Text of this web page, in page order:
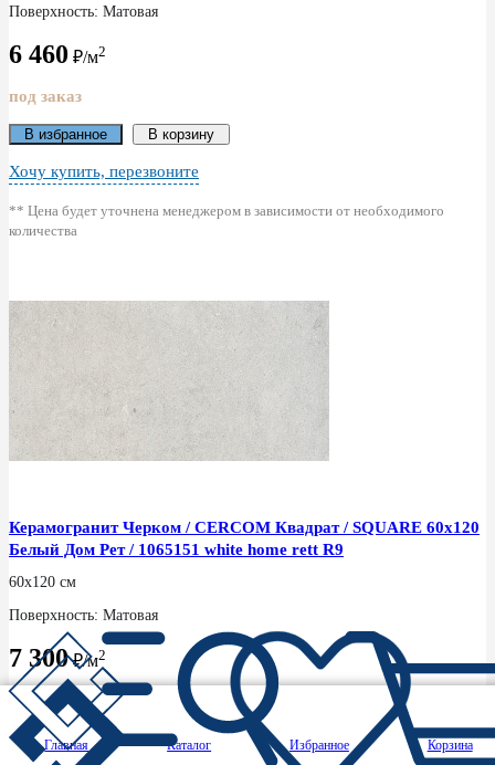
Главная Каталог Избранное Корзина
Поверхность: Матовая
6 460 ₽/м2
под заказ
В избранное В корзину
Хочу купить, перезвоните
** Цена будет уточнена менеджером в зависимости от необходимого
количества
Керамогранит Черком / CERCOM Квадрат / SQUARE 60x120
Белый Дом Рет / 1065151 white home rett R9
60x120 см
Поверхность: Матовая
7 300₽/м2
под заказ
В избранное В корзину